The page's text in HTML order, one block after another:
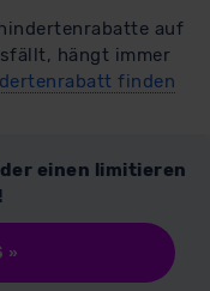
auf
hängt immer
finden
einen limitieren
»